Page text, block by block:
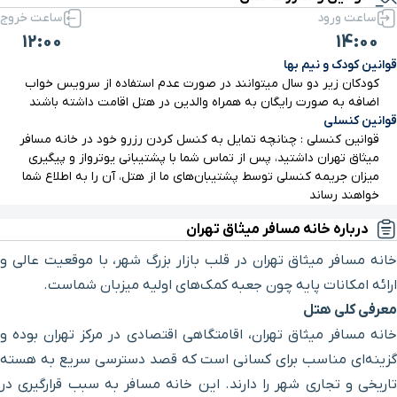
ساعت ورود
14:00
ساعت خروج
12:00
قوانین کودک و نیم بها
کودکان زیر دو سال میتوانند در صورت عدم استفاده از سرویس خواب
اضافه به صورت رایگان به همراه والدین در هتل اقامت داشته باشند
قوانین کنسلی
قوانین کنسلی : چنانچه تمایل به کنسل کردن رزرو خود در خانه مسافر
میثاق تهران داشتید، پس از تماس شما با پشتیبانی یوترواز و پیگیری
میزان جریمه کنسلی توسط پشتیبان‌های ما از هتل، آن را به اطلاع شما
خواهند رساند
درباره خانه مسافر میثاق تهران
خانه مسافر میثاق تهران در قلب بازار بزرگ شهر، با موقعیت عالی و
ارائه امکانات پایه چون جعبه کمک‌های اولیه میزبان شماست.
معرفی کلی هتل
خانه مسافر میثاق تهران، اقامتگاهی اقتصادی در مرکز تهران بوده و
گزینه‌ای مناسب برای کسانی است که قصد دسترسی سریع به هسته
تاریخی و تجاری شهر را دارند. این خانه مسافر به‌ سبب قرارگیری در